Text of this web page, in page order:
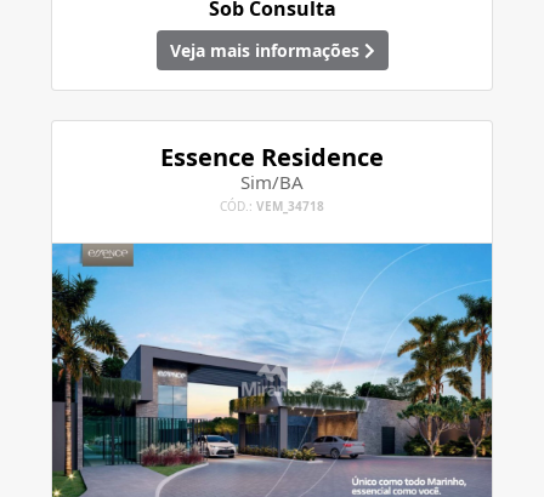
Sob Consulta
Veja mais informações
Essence Residence
Sim/BA
CÓD.: VEM_34718